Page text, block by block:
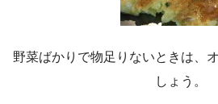
野菜ばかりで物足りないときは、
しょう。